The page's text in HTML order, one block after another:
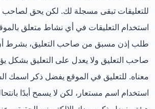
للتعليقات تبقى مسجلة لك. لكن يحق لصاحب
استخدام التعليقات في أي نشاط متعلق
طلب إذن مسبق من صاحب التعليق، بشرط
صاحب التعليق ولا يعدل على التعليق بشكل
معناه. للتعليق في الموقع يفضل ذكر اسمك
استخدام اسم مستعار، لكن لا يسمح أبدًا